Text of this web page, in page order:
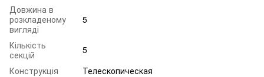
Довжина в
розкладеному
вигляді
5
Кількість
секцій
5
Конструкція
Телескопическая